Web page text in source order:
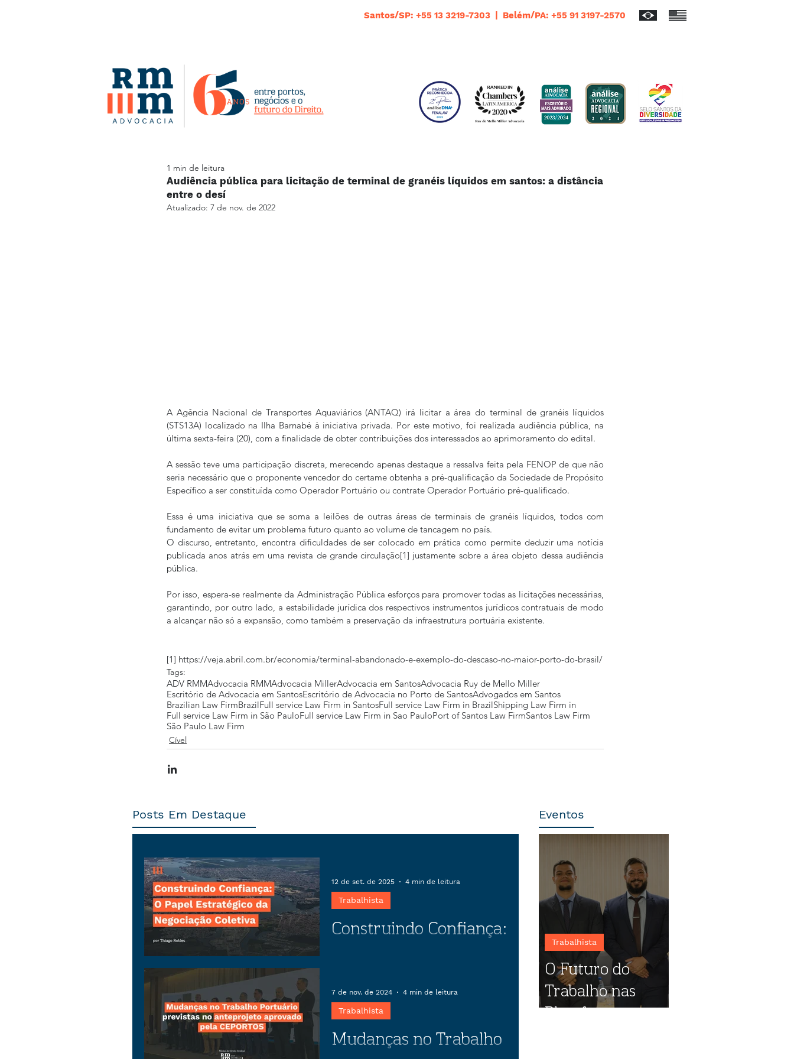
Santos/SP: +55 13 3219-7303 | Belém/PA: +55 91 3197-2570
Audiência pública para licitação de terminal de granéis líquidos em santos: a distância
entre o desí
1 min de leitura
Atualizado: 7 de nov. de 2022
A Agência Nacional de Transportes Aquaviários (ANTAQ) irá licitar a área do terminal de granéis líquidos
(STS13A) localizado na Ilha Barnabé à iniciativa privada. Por este motivo, foi realizada audiência pública, na
última sexta-feira (20), com a finalidade de obter contribuições dos interessados ao aprimoramento do edital.
A sessão teve uma participação discreta, merecendo apenas destaque a ressalva feita pela FENOP de que não
seria necessário que o proponente vencedor do certame obtenha a pré-qualificação da Sociedade de Propósito
Específico a ser constituída como Operador Portuário ou contrate Operador Portuário pré-qualificado.
Essa é uma iniciativa que se soma a leilões de outras áreas de terminais de granéis líquidos, todos com
fundamento de evitar um problema futuro quanto ao volume de tancagem no país.
O discurso, entretanto, encontra dificuldades de ser colocado em prática como permite deduzir uma notícia
publicada anos atrás em uma revista de grande circulação[1] justamente sobre a área objeto dessa audiência
pública.
Por isso, espera-se realmente da Administração Pública esforços para promover todas as licitações necessárias,
garantindo, por outro lado, a estabilidade jurídica dos respectivos instrumentos jurídicos contratuais de modo
a alcançar não só a expansão, como também a preservação da infraestrutura portuária existente.
[1] https://veja.abril.com.br/economia/terminal-abandonado-e-exemplo-do-descaso-no-maior-porto-do-brasil/
Tags:
ADV RMMAdvocacia RMMAdvocacia MillerAdvocacia em SantosAdvocacia Ruy de Mello Miller
Escritório de Advocacia em SantosEscritório de Advocacia no Porto de SantosAdvogados em Santos
Brazilian Law FirmBrazilFull service Law Firm in SantosFull service Law Firm in BrazilShipping Law Firm in
Full service Law Firm in São PauloFull service Law Firm in Sao PauloPort of Santos Law FirmSantos Law Firm
São Paulo Law Firm
Cível
Posts Em Destaque
Construindo Confiança:
em negociações coletivas pode
transformar conflitos em
oportunidades, garantindo estabilidade
empresarial e benefícios para
trabalhadores.
Trabalhista
12 de set. de 2025 4 min de leitura
Mudanças no Trabalho
Trabalhista
7 de nov. de 2024 4 min de leitura
Eventos
O Futuro do
Trabalho nas
Plataformas
Trabalhista